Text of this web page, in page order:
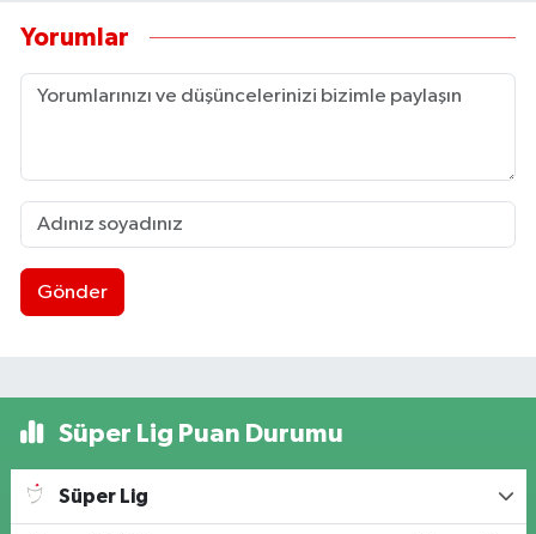
Yorumlar
Gönder
Süper Lig Puan Durumu
Süper Lig